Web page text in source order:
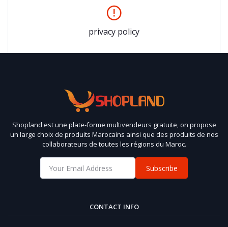
privacy policy
Shopland est une plate-forme multivendeurs gratuite, on propose
un large choix de produits Marocains ainsi que des produits de nos
collaborateurs de toutes les régions du Maroc.
Subscribe
CONTACT INFO